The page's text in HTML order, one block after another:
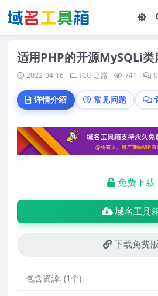
适用PHP的开源MySQLi类
2022-04-16 ICU 之路 741 0
详情介绍 常见问题
免费下载
域名工具
下载免费版
包含资源: (1个)